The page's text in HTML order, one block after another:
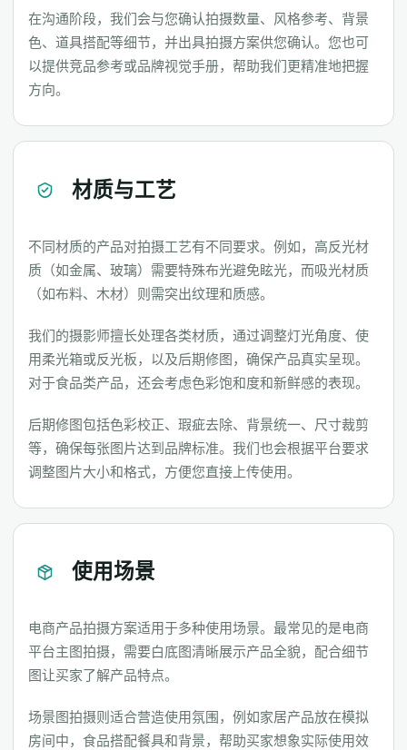
在沟通阶段，我们会与您确认拍摄数量、风格参考、背景
色、道具搭配等细节，并出具拍摄方案供您确认。您也可
以提供竞品参考或品牌视觉手册，帮助我们更精准地把握
方向。
材质与工艺
不同材质的产品对拍摄工艺有不同要求。例如，高反光材
质（如金属、玻璃）需要特殊布光避免眩光，而吸光材质
（如布料、木材）则需突出纹理和质感。
我们的摄影师擅长处理各类材质，通过调整灯光角度、使
用柔光箱或反光板，以及后期修图，确保产品真实呈现。
对于食品类产品，还会考虑色彩饱和度和新鲜感的表现。
后期修图包括色彩校正、瑕疵去除、背景统一、尺寸裁剪
等，确保每张图片达到品牌标准。我们也会根据平台要求
调整图片大小和格式，方便您直接上传使用。
使用场景
电商产品拍摄方案适用于多种使用场景。最常见的是电商
平台主图拍摄，需要白底图清晰展示产品全貌，配合细节
图让买家了解产品特点。
场景图拍摄则适合营造使用氛围，例如家居产品放在模拟
房间中，食品搭配餐具和背景，帮助买家想象实际使用效